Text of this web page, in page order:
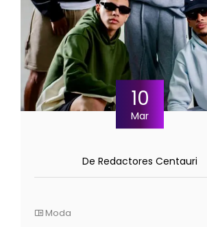
10
Mar
De Redactores Centauri
Moda